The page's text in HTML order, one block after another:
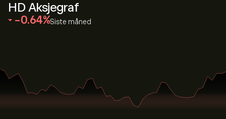
HD Aksjegraf
‎-0.64‎ Siste måned